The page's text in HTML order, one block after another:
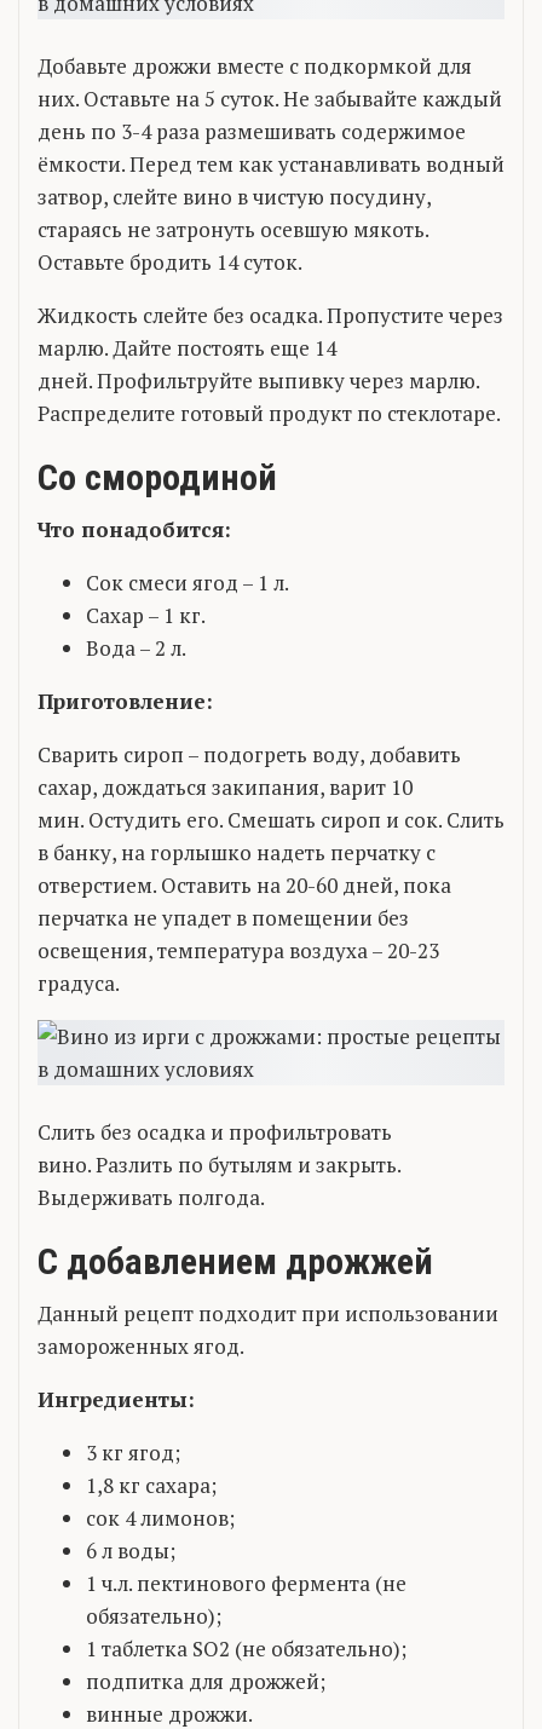
Добавьте дрожжи вместе с подкормкой для
них. Оставьте на 5 суток. Не забывайте каждый
день по 3-4 раза размешивать содержимое
ёмкости. Перед тем как устанавливать водный
затвор, слейте вино в чистую посудину,
стараясь не затронуть осевшую мякоть.
Оставьте бродить 14 суток.
Жидкость слейте без осадка. Пропустите через
марлю. Дайте постоять еще 14
дней. Профильтруйте выпивку через марлю.
Распределите готовый продукт по стеклотаре.
Со смородиной
Что понадобится:
Сок смеси ягод – 1 л.
Сахар – 1 кг.
Вода – 2 л.
Приготовление:
Сварить сироп – подогреть воду, добавить
сахар, дождаться закипания, варит 10
мин. Остудить его. Смешать сироп и сок. Слить
в банку, на горлышко надеть перчатку с
отверстием. Оставить на 20-60 дней, пока
перчатка не упадет в помещении без
освещения, температура воздуха – 20-23
градуса.
Слить без осадка и профильтровать
вино. Разлить по бутылям и закрыть.
Выдерживать полгода.
С добавлением дрожжей
Данный рецепт подходит при использовании
замороженных ягод.
Ингредиенты:
3 кг ягод;
1,8 кг сахара;
сок 4 лимонов;
6 л воды;
1 ч.л. пектинового фермента (не
обязательно);
1 таблетка SO2 (не обязательно);
подпитка для дрожжей;
винные дрожжи.